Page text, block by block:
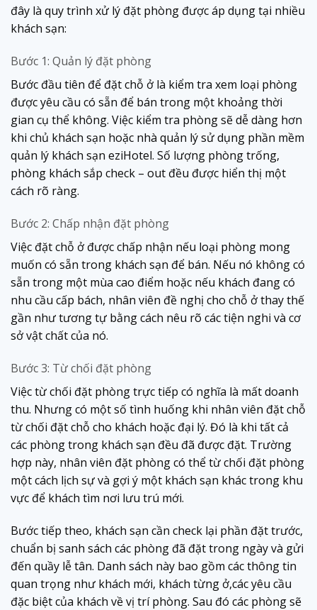
đây là quy trình xử lý đặt phòng được áp dụng tại nhiều
khách sạn:
Bước 1: Quản lý đặt phòng
Bước đầu tiên để đặt chỗ ở là kiểm tra xem loại phòng
được yêu cầu có sẵn để bán trong một khoảng thời
gian cụ thể không. Việc kiểm tra phòng sẽ dễ dàng hơn
khi chủ khách sạn hoặc nhà quản lý sử dụng phần mềm
quản lý khách sạn eziHotel. Số lượng phòng trống,
phòng khách sắp check – out đều được hiển thị một
cách rõ ràng.
Bước 2: Chấp nhận đặt phòng
Việc đặt chỗ ở được chấp nhận nếu loại phòng mong
muốn có sẵn trong khách sạn để bán. Nếu nó không có
sẵn trong một mùa cao điểm hoặc nếu khách đang có
nhu cầu cấp bách, nhân viên đề nghị cho chỗ ở thay thế
gần như tương tự bằng cách nêu rõ các tiện nghi và cơ
sở vật chất của nó.
Bước 3: Từ chối đặt phòng
Việc từ chối đặt phòng trực tiếp có nghĩa là mất doanh
thu. Nhưng có một số tình huống khi nhân viên đặt chỗ
từ chối đặt chỗ cho khách hoặc đại lý. Đó là khi tất cả
các phòng trong khách sạn đều đã được đặt. Trường
hợp này, nhân viên đặt phòng có thể từ chối đặt phòng
một cách lịch sự và gợi ý một khách sạn khác trong khu
vực để khách tìm nơi lưu trú mới.
Bước tiếp theo, khách sạn cần check lại phần đặt trước,
chuẩn bị sanh sách các phòng đã đặt trong ngày và gửi
đến quầy lễ tân. Danh sách này bao gồm các thông tin
quan trọng như khách mới, khách từng ở,các yêu cầu
đặc biệt của khách về vị trí phòng. Sau đó các phòng sẽ